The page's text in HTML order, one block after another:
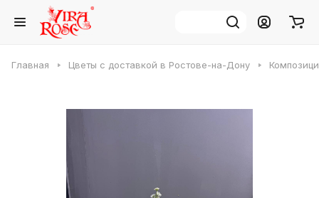
Главная Цветы с доставкой в Ростове-на-Дону